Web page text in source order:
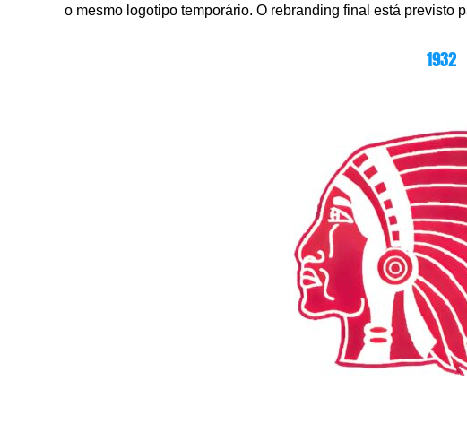
o mesmo logotipo temporário. O rebranding final está previsto
1932